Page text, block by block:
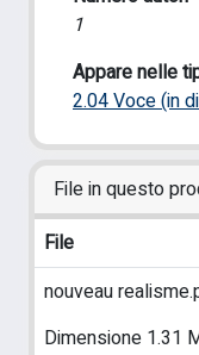
1
Appare nelle
2.04 Voce (in
File in questo
File
nouveau
Dimensione 1.31